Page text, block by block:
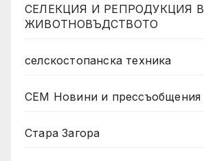
СЕЛЕКЦИЯ И РЕПРОДУКЦИЯ В
ЖИВОТНОВЪДСТВОТО
селскостопанска техника
СЕМ Новини и прессъобщения
Стара Загора